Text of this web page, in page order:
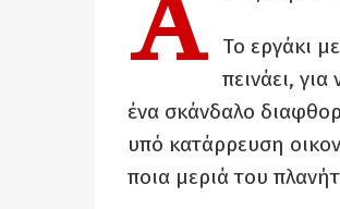
Το εργάκι
πεινάει,
ένα σκάνδαλο
υπό κατάρρευση
ποια μεριά του